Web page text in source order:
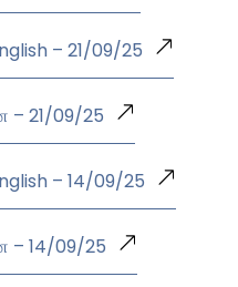
– 21/09/25
– 21/09/25
– 14/09/25
– 14/09/25